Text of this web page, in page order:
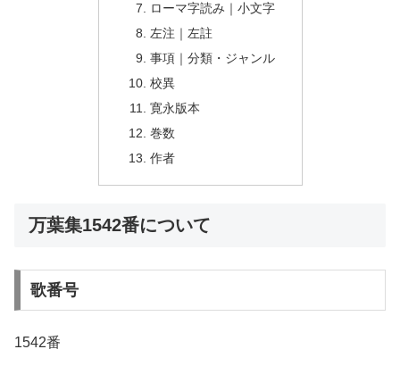
ローマ字読み｜小文字
左注｜左註
事項｜分類・ジャンル
校異
寛永版本
巻数
作者
万葉集1542番について
歌番号
1542番